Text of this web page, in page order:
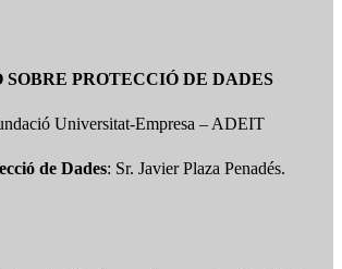
PROTECCIÓ DE DADES
Universitat-Empresa – ADEIT
de Dades: Sr. Javier Plaza Penadés.